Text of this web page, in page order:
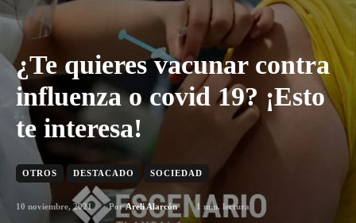
¿Te quieres vacunar contra
influenza o covid 19? ¡Esto
te interesa!
OTROS DESTACADO SOCIEDAD
10 noviembre, 2021 Por Areli Alarcón 1 min. lectura